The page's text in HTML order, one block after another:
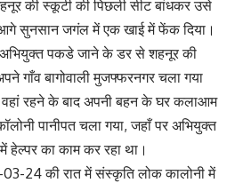
की स्कूटी की पिछली सीट बांधकर उसे
सुनसान जगंल में एक खाई में फेंक दिया।
पकडे जाने के डर से शहनूर की
गाँव बागोवाली मुजफ्फरनगर चला गया
रहने के बाद अपनी बहन के घर कलाआम
पानीपत चला गया, जहाँ पर अभियुक्त
हेल्पर का काम कर रहा था।
24 की रात में संस्कृति लोक कालोनी में